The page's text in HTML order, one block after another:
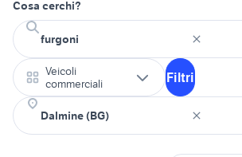
Cosa cerchi?
Veicoli
commerciali
Filtri